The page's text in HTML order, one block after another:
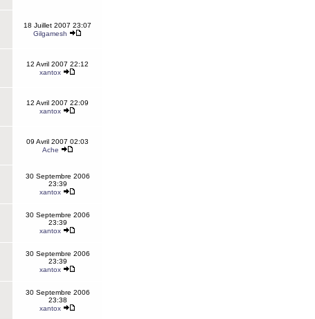
18 Juillet 2007 23:07
Gilgamesh
12 Avril 2007 22:12
xantox
12 Avril 2007 22:09
xantox
09 Avril 2007 02:03
Ache
30 Septembre 2006
23:39
xantox
30 Septembre 2006
23:39
xantox
30 Septembre 2006
23:39
xantox
30 Septembre 2006
23:38
xantox